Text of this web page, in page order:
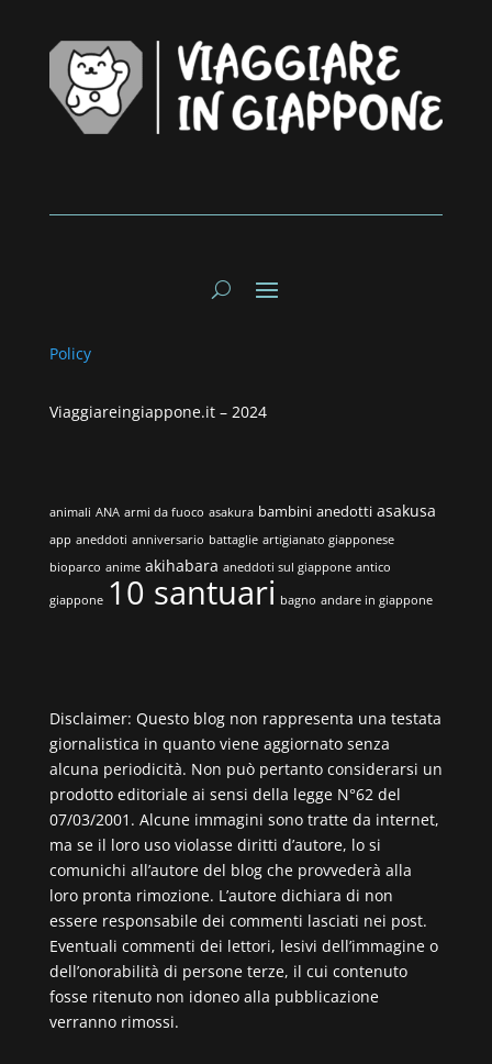
Policy
Viaggiareingiappone.it – 2024
animali ANA armi da fuoco asakura bambini anedotti asakusa
app aneddoti anniversario battaglie artigianato giapponese
bioparco anime akihabara aneddoti sul giappone antico
giappone 10 santuari bagno andare in giappone
Disclaimer: Questo blog non rappresenta una testata
giornalistica in quanto viene aggiornato senza
alcuna periodicità. Non può pertanto considerarsi un
prodotto editoriale ai sensi della legge N°62 del
07/03/2001. Alcune immagini sono tratte da internet,
ma se il loro uso violasse diritti d’autore, lo si
comunichi all’autore del blog che provvederà alla
loro pronta rimozione. L’autore dichiara di non
essere responsabile dei commenti lasciati nei post.
Eventuali commenti dei lettori, lesivi dell’immagine o
dell’onorabilità di persone terze, il cui contenuto
fosse ritenuto non idoneo alla pubblicazione
verranno rimossi.